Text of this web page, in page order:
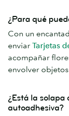
¿Para qué
Con un
enviar Tarjetas
acompañar
envolver
¿Está la solapa
autoadhesiva?